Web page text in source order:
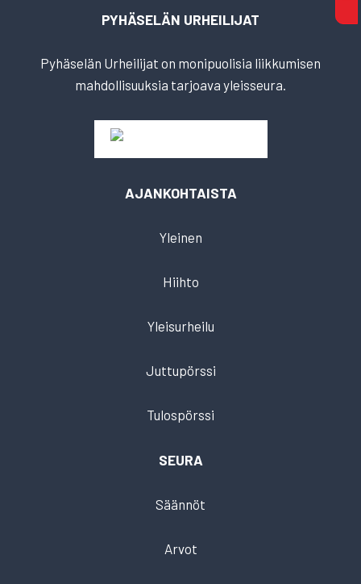
PYHÄSELÄN URHEILIJAT
Pyhäselän Urheilijat on monipuolisia liikkumisen
mahdollisuuksia tarjoava yleisseura.
AJANKOHTAISTA
Yleinen
Hiihto
Yleisurheilu
Juttupörssi
Tulospörssi
SEURA
Säännöt
Arvot